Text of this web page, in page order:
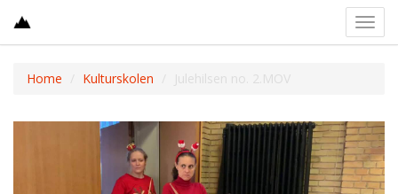
Home Kulturskolen Julehilsen no. 2.MOV